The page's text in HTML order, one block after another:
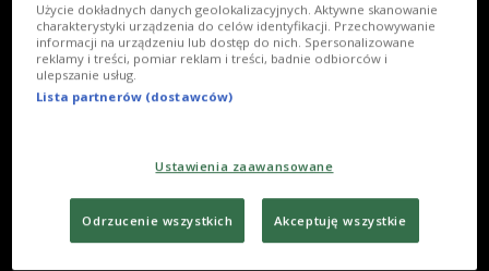
Użycie dokładnych danych geolokalizacyjnych. Aktywne skanowanie
charakterystyki urządzenia do celów identyfikacji. Przechowywanie
informacji na urządzeniu lub dostęp do nich. Spersonalizowane
reklamy i treści, pomiar reklam i treści, badnie odbiorców i
ulepszanie usług.
Lista partnerów (dostawców)
Ustawienia zaawansowane
Odrzucenie wszystkich Akceptuję wszystkie